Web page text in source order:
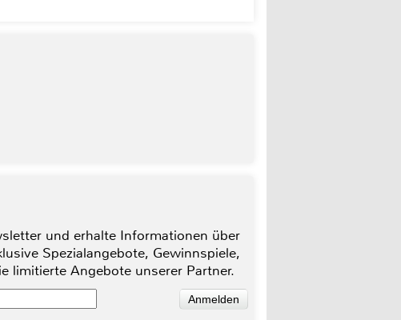
und erhalte Informationen über
Spezialangebote, Gewinnspiele,
limitierte Angebote unserer Partner.